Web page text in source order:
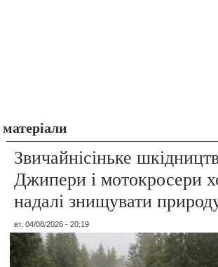
матеріали
Звичайнісіньке
Джипери і мотокросери
надалі знищувати
вт, 04/08/2026 - 20:19